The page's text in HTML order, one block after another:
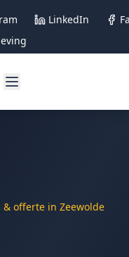
LinkedIn
offerte in Zeewolde